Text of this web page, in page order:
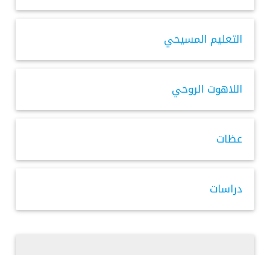
التعليم المسيحي
اللاهوت الروحي
عظات
دراسات